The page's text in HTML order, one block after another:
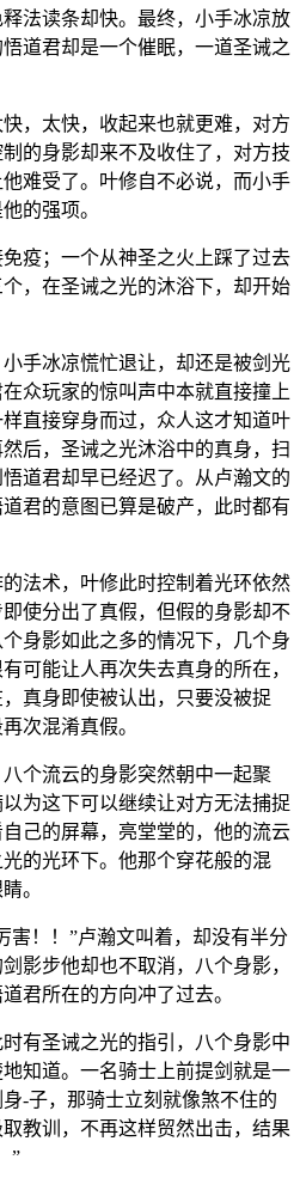
法读条却快。最终，小手冰凉放
道君却是一个催眠，一道圣诫之
，太快，收起来也就更难，对方
的身影却来不及收住了，对方技
难受了。叶修自不必说，而小手
的强项。
疫；一个从神圣之火上踩了过去
，在圣诫之光的沐浴下，却开始
手冰凉慌忙退让，却还是被剑光
众玩家的惊叫声中本就直接撞上
直接穿身而过，众人这才知道叶
后，圣诫之光沐浴中的真身，扫
道君却早已经迟了。从卢瀚文的
君的意图已算是破产，此时都有
法术，叶修此时控制着光环依然
使分出了真假，但假的身影却不
身影如此之多的情况下，几个身
可能让人再次失去真身的所在，
真身即使被认出，只要没被捉
次混淆真假。
个流云的身影突然朝中一起聚
为这下可以继续让对方无法捕捉
己的屏幕，亮堂堂的，他的流云
的光环下。他那个穿花般的混
。
害！！”卢瀚文叫着，却没有半分
影步他却也不取消，八个身影，
君所在的方向冲了过去。
有圣诫之光的指引，八个身影中
知道。一名骑士上前提剑就是一
-子，那骑士立刻就像煞不住的
教训，不再这样贸然出击，结果
”